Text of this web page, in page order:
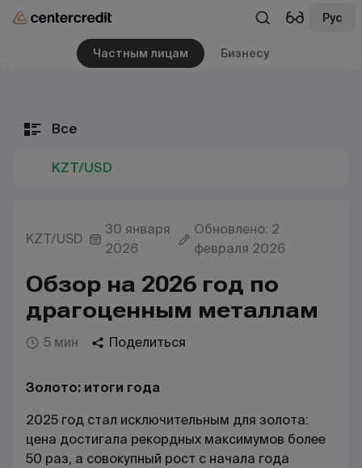
Рус
Частным лицам Бизнесу
Все
KZT/USD
KZT/USD
30 января
2026
Обновлено: 2
февраля 2026
Обзор на 2026 год по
драгоценным металлам
5 мин Поделиться
Золото: итоги года
2025 год стал исключительным для золота:
цена достигала рекордных максимумов более
50 раз, а совокупный рост с начала года